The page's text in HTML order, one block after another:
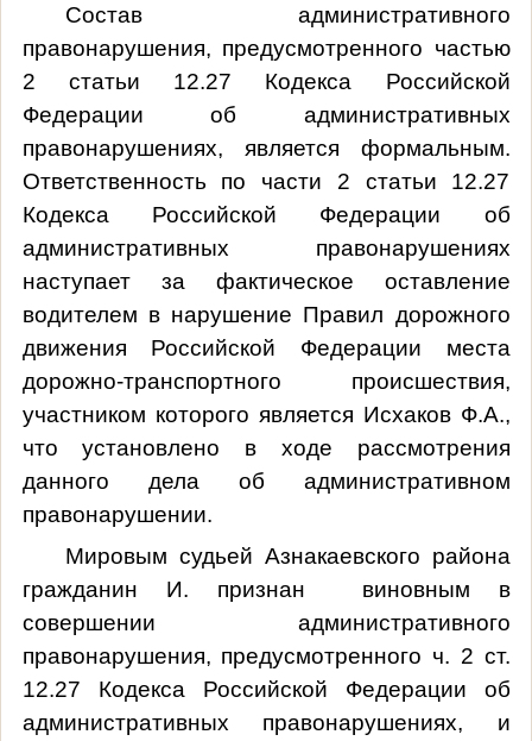
Состав административного
правонарушения, предусмотренного частью
2 статьи 12.27 Кодекса Российской
Федерации об административных
правонарушениях, является формальным.
Ответственность по части 2 статьи 12.27
Кодекса Российской Федерации об
административных правонарушениях
наступает за фактическое оставление
водителем в нарушение Правил дорожного
движения Российской Федерации места
дорожно-транспортного происшествия,
участником которого является Исхаков Ф.А.,
что установлено в ходе рассмотрения
данного дела об административном
правонарушении.
Мировым судьей Азнакаевского района
гражданин И. признан
виновным в
совершении административного
правонарушения, предусмотренного ч. 2 ст.
12.27 Кодекса Российской Федерации об
административных правонарушениях, и